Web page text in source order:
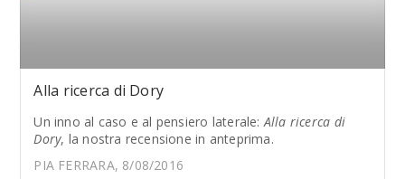
Alla ricerca di Dory
Un inno al caso e al pensiero laterale:Alla ricerca di
Dory, la nostra recensione in anteprima.
PIA FERRARA, 8/08/2016